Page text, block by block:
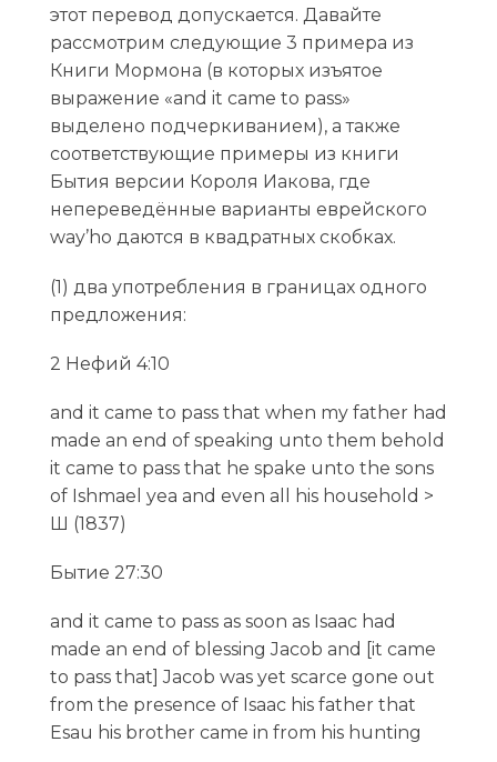
этот перевод допускается. Давайте
рассмотрим следующие 3 примера из
Книги Мормона (в которых изъятое
выражение «and it came to pass»
выделено подчеркиванием), а также
соответствующие примеры из книги
Бытия версии Короля Иакова, где
непереведённые варианты еврейского
way’hо даются в квадратных скобках.
(1) два употребления в границах одного
предложения:
2 Нефий 4:10
and it came to pass that when my father had
made an end of speaking unto them behold
it came to pass that he spake unto the sons
of Ishmael yea and even all his household >
Ш (1837)
Бытие 27:30
and it came to pass as soon as Isaac had
made an end of blessing Jacob and [it came
to pass that] Jacob was yet scarce gone out
from the presence of Isaac his father that
Esau his brother came in from his hunting